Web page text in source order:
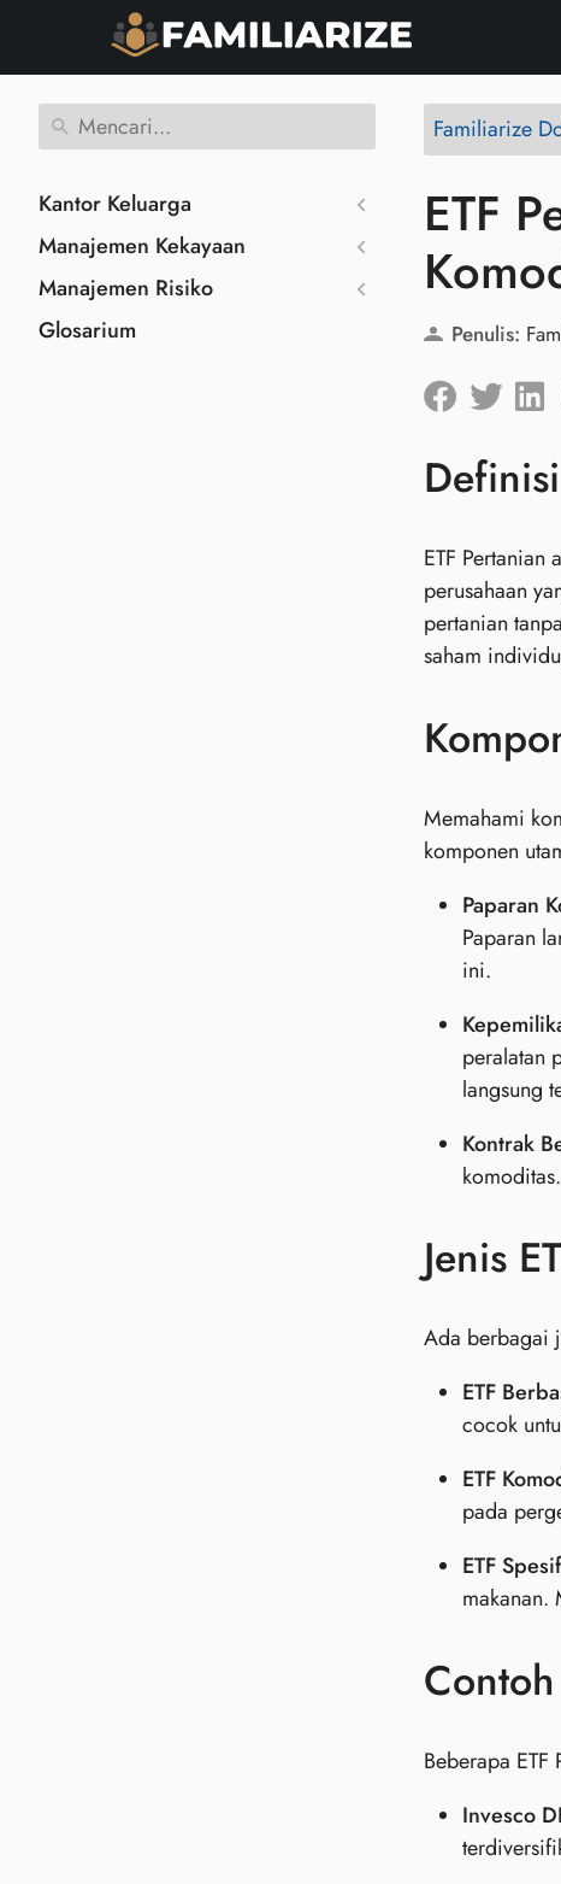
Kantor Keluarga
Manajemen Kekayaan
Manajemen Risiko
Glosarium
Familiarize
ETF
Penulis:
Definisi
ETF
perusahaan
pertanian
saham
Memahami
komponen
Paparan
Paparan
ini.
peralatan
langsung
Kontrak
Jenis
Ada berbagai
ETF
cocok
ETF
pada
ETF
makanan.
Beberapa
Invesco